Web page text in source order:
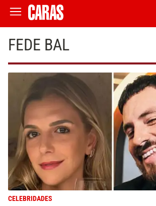
FEDE BAL
CELEBRIDADES